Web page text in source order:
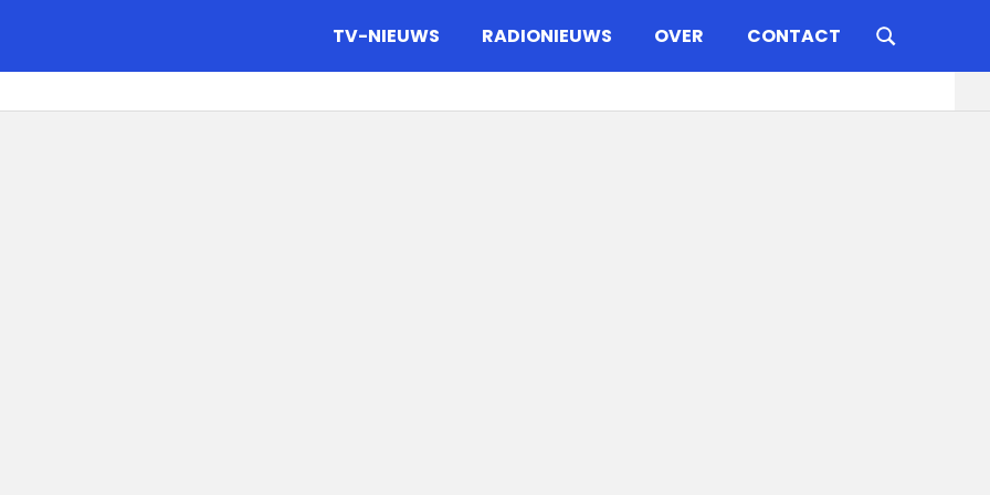
TV-NIEUWS RADIONIEUWS OVER CONTACT